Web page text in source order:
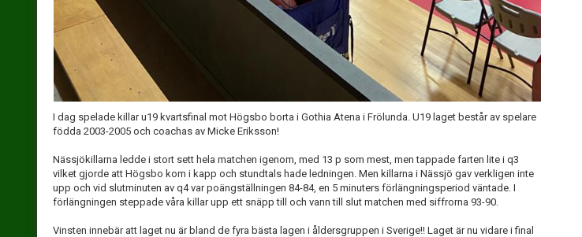
I dag spelade killar u19 kvartsfinal mot Högsbo borta i Gothia Atena i Frölunda. U19 laget består av spelare
födda 2003-2005 och coachas av Micke Eriksson!
Nässjökillarna ledde i stort sett hela matchen igenom, med 13 p som mest, men tappade farten lite i q3
vilket gjorde att Högsbo kom i kapp och stundtals hade ledningen. Men killarna i Nässjö gav verkligen inte
upp och vid slutminuten av q4 var poängställningen 84-84, en 5 minuters förlängningsperiod väntade. I
förlängningen steppade våra killar upp ett snäpp till och vann till slut matchen med siffrorna 93-90.
Vinsten innebär att laget nu är bland de fyra bästa lagen i åldersgruppen i Sverige!! Laget är nu vidare i final